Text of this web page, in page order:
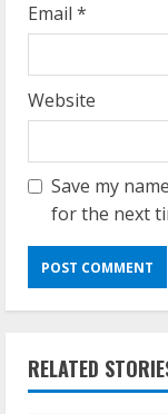
Email *
Website
Save my
for the next
RELATED